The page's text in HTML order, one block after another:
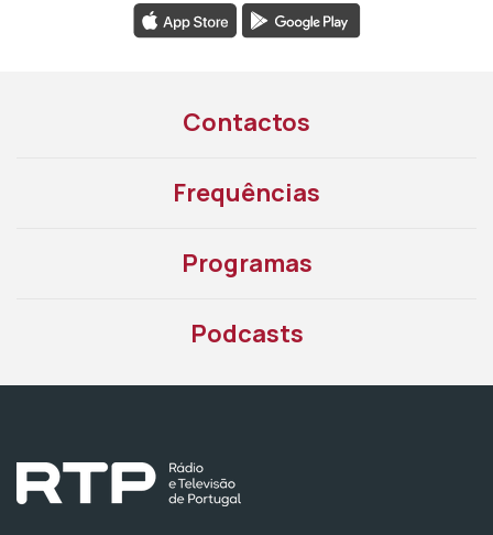
Contactos
Frequências
Programas
Podcasts